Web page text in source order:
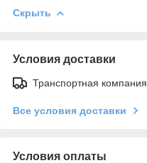
Скрыть
Условия доставки
Транспортная компания
Все условия доставки
Условия оплаты